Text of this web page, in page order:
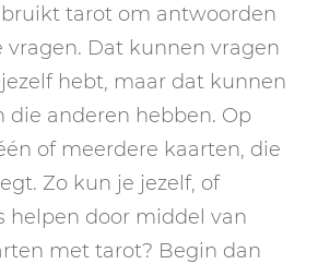
tarot om antwoorden
vragen. Dat kunnen vragen
hebt, maar dat kunnen
die anderen hebben. Op
of meerdere kaarten, die
Zo kun je jezelf, of
helpen door middel van
met tarot? Begin dan